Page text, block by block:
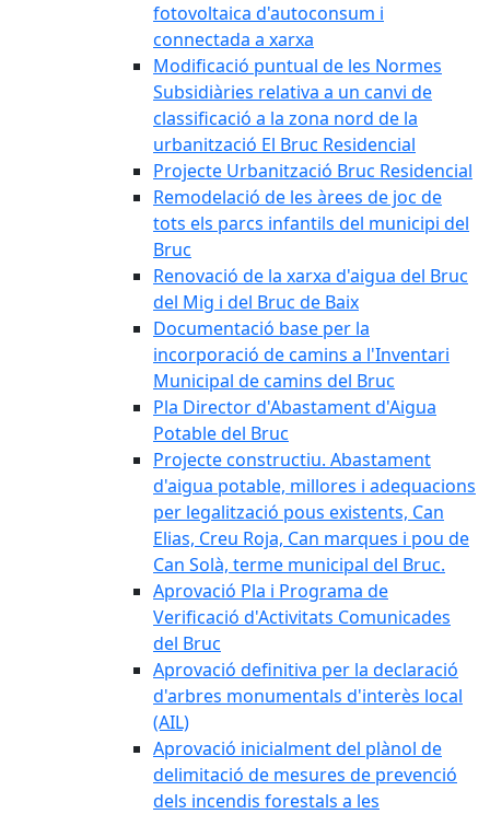
fotovoltaica d'autoconsum i
connectada a xarxa
Modificació puntual de les Normes
Subsidiàries relativa a un canvi de
classificació a la zona nord de la
urbanització El Bruc Residencial
Projecte Urbanització Bruc Residencial
Remodelació de les àrees de joc de
tots els parcs infantils del municipi del
Bruc
Renovació de la xarxa d'aigua del Bruc
del Mig i del Bruc de Baix
Documentació base per la
incorporació de camins a l'Inventari
Municipal de camins del Bruc
Pla Director d'Abastament d'Aigua
Potable del Bruc
Projecte constructiu. Abastament
d'aigua potable, millores i adequacions
per legalització pous existents, Can
Elias, Creu Roja, Can marques i pou de
Can Solà, terme municipal del Bruc.
Aprovació Pla i Programa de
Verificació d'Activitats Comunicades
del Bruc
Aprovació definitiva per la declaració
d'arbres monumentals d'interès local
(AIL)
Aprovació inicialment del plànol de
delimitació de mesures de prevenció
dels incendis forestals a les